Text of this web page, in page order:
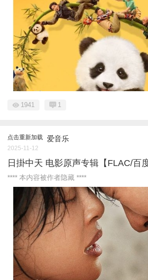
1941 1
点击重新加载 爱音乐
2025-11-12
日掛中天 电影原声专辑【FLAC/百
**** 本内容被作者隐藏 ****